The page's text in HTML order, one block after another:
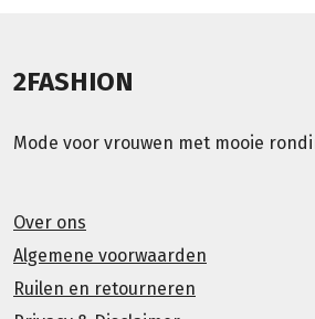
2FASHION
Mode voor vrouwen met mooie
Over ons
Algemene voorwaarden
Ruilen en retourneren